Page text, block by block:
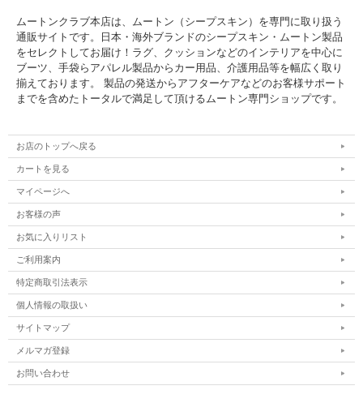
ムートンクラブ本店は、ムートン（シープスキン）を専門に取り扱う
通販サイトです。日本・海外ブランドのシープスキン・ムートン製品
をセレクトしてお届け！ラグ、クッションなどのインテリアを中心に
ブーツ、手袋らアパレル製品からカー用品、介護用品等を幅広く取り
揃えております。 製品の発送からアフターケアなどのお客様サポート
までを含めたトータルで満足して頂けるムートン専門ショップです。
お店のトップへ戻る
カートを見る
マイページへ
お客様の声
お気に入りリスト
ご利用案内
特定商取引法表示
個人情報の取扱い
サイトマップ
メルマガ登録
お問い合わせ